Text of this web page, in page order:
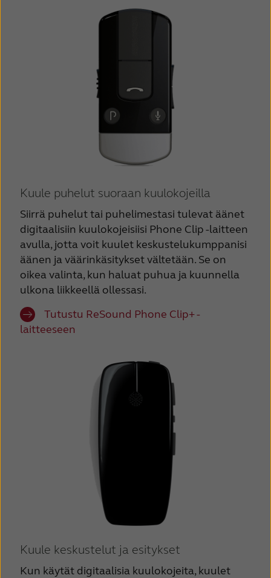
Kuule puhelut suoraan kuulokojeilla
Siirrä puhelut tai puhelimestasi tulevat äänet
digitaalisiin kuulokojeisiisi Phone Clip -laitteen
avulla, jotta voit kuulet keskustelukumppanisi
äänen ja väärinkäsitykset vältetään. Se on
oikea valinta, kun haluat puhua ja kuunnella
ulkona liikkeellä ollessasi.
Tutustu ReSound Phone Clip+ -
laitteeseen
Kuule keskustelut ja esitykset
Kun käytät digitaalisia kuulokojeita, kuulet